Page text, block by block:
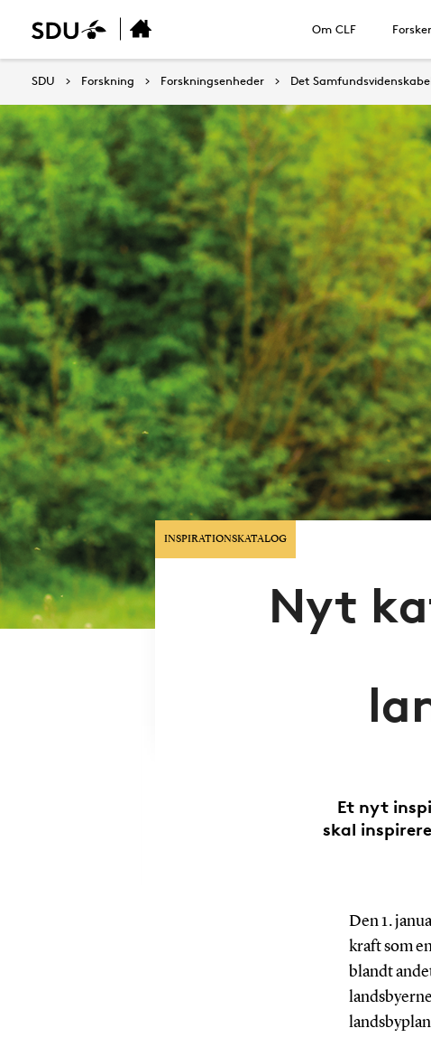
Om CLF
SDU Forskning Forskningsenheder Det
INSPIRATIONSKATALOG
Nyt
Et nyt
skal
Den 1.
kraft som
blandt